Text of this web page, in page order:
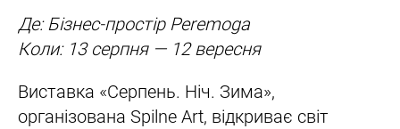
Де: Бізнес-простір Peremoga
Коли: 13 серпня — 12 вересня
Виставка «Серпень. Ніч. Зима»,
організована Spilne Art, відкриває світ